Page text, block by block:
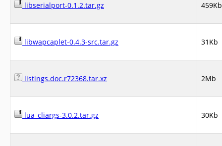
libserialport-0.1.2.tar.gz 459Kb
libwapcaplet-0.4.3-src.tar.gz 31Kb
listings.doc.r72368.tar.xz 2Mb
lua_cliargs-3.0.2.tar.gz 30Kb